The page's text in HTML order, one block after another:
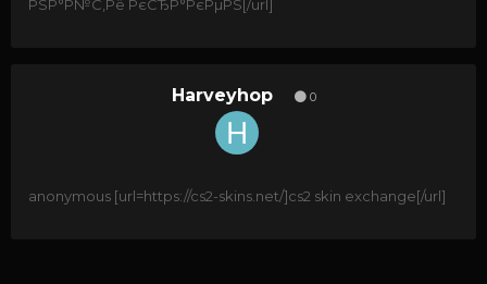
РЅР°Р№С‚Рё РєСЂР°РєРµРЅ[/url]
Harveyhop 0
anonymous [url=https://cs2-skins.net/]cs2 skin exchange[/url]